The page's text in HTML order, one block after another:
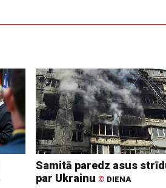
Samitā paredz asus
par Ukrainu © DIENA